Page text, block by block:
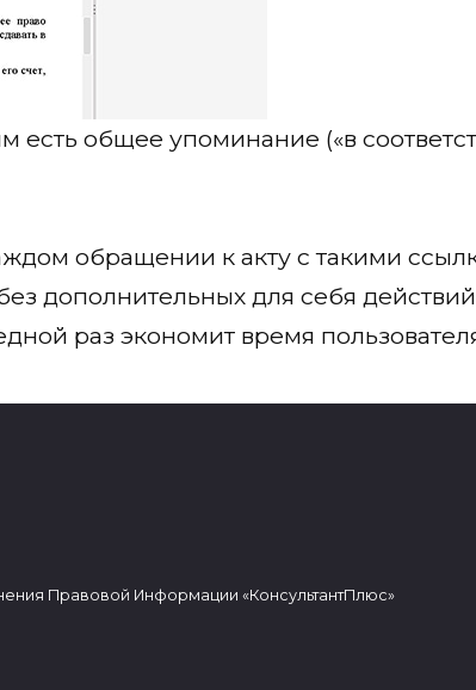
есть общее упоминание («в
обращении к акту с такими
дополнительных для себя
раз экономит время
Правовой Информации «КонсультантПлюс»